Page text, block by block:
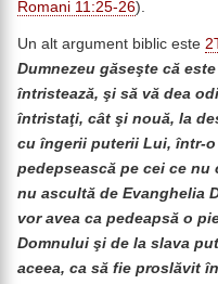
Romani 11:25-26).
Un alt argument biblic este
Dumnezeu găseşte că
întristează, şi să vă dea
întristaţi, cât şi nouă, la
cu îngerii puterii Lui, într-
pedepsească pe cei ce nu
nu ascultă de Evanghelia
vor avea ca pedeapsă o
Domnului şi de la slava
aceea, ca să fie proslăvit